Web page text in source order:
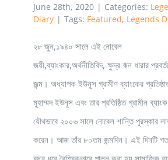
June 28th, 2020 | Categories:
Diary | Tags: Featured, Legends
২৮ জুন,১৯৪০ সালে এই নোবেল
জয়ী,ব্যাংকার,অর্থনীতিবিদ, ক্ষুদ্র ঋন ধারার
জন্ম। অধ্যাপক ইউনূস গ্রামীণ ব্যাংকের
মুহাম্মদ ইউনূস এবং তার প্রতিষ্ঠিত গ্রামীন ব্যাংক
যৌথভাবে ২০০৬ সালে নোবেল শান্তি পুরস্কার
করেন। আজ তাঁর ৮০তম জন্মদিন। এই দিনটি